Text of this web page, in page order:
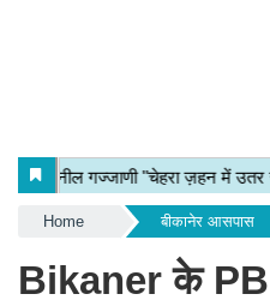
Home बीकानेर आसपास
Bikaner के